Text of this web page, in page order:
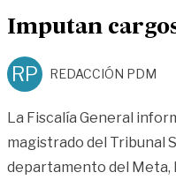
Imputan
RP REDACCIÓN PDM
La Fiscalía General
magistrado del Tribunal
departamento del Meta,